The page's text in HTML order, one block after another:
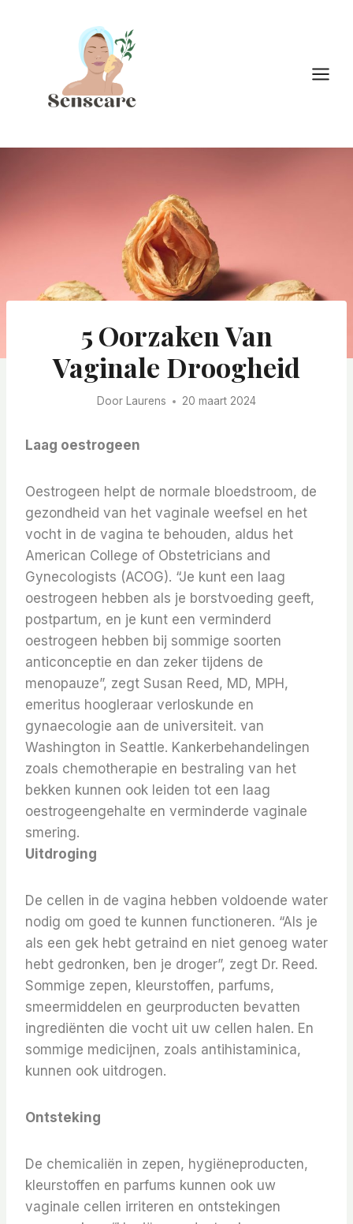
5 Oorzaken Van
Vaginale Droogheid
Door Laurens 20 maart 2024
Laag oestrogeen
Oestrogeen helpt de normale bloedstroom, de
gezondheid van het vaginale weefsel en het
vocht in de vagina te behouden, aldus het
American College of Obstetricians and
Gynecologists (ACOG). “Je kunt een laag
oestrogeen hebben als je borstvoeding geeft,
postpartum, en je kunt een verminderd
oestrogeen hebben bij sommige soorten
anticonceptie en dan zeker tijdens de
menopauze”, zegt Susan Reed, MD, MPH,
emeritus hoogleraar verloskunde en
gynaecologie aan de universiteit. van
Washington in Seattle. Kankerbehandelingen
zoals chemotherapie en bestraling van het
bekken kunnen ook leiden tot een laag
oestrogeengehalte en verminderde vaginale
smering.
Uitdroging
De cellen in de vagina hebben voldoende water
nodig om goed te kunnen functioneren. “Als je
als een gek hebt getraind en niet genoeg water
hebt gedronken, ben je droger”, zegt Dr. Reed.
Sommige zepen, kleurstoffen, parfums,
smeermiddelen en geurproducten bevatten
ingrediënten die vocht uit uw cellen halen. En
sommige medicijnen, zoals antihistaminica,
kunnen ook uitdrogen.
Ontsteking
De chemicaliën in zepen, hygiëneproducten,
kleurstoffen en parfums kunnen ook uw
vaginale cellen irriteren en ontstekingen